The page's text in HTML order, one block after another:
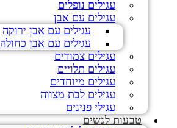
עגילים נופלים
עגילים עם אבן
עגילים עם אבן ירוקה
עגילים עם אבן כחולה
עגילים צמודים
עגילים תלויים
עגילים מיוחדים
עגילים לבת מצווה
עגילי פנינים
טבעות לנשים